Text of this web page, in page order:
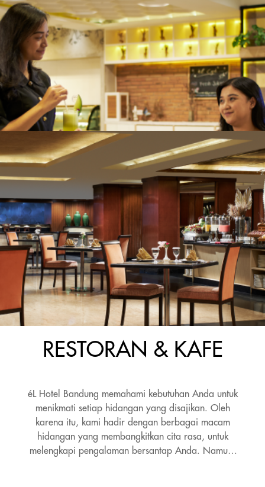
RESTORAN & KAFE
éL Hotel Bandung memahami kebutuhan Anda untuk
menikmati setiap hidangan yang disajikan. Oleh
karena itu, kami hadir dengan berbagai macam
hidangan yang membangkitkan cita rasa, untuk
melengkapi pengalaman bersantap Anda. Namun,